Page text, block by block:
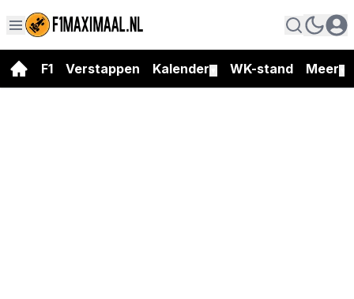
F1 Verstappen Kalender WK-stand Meer